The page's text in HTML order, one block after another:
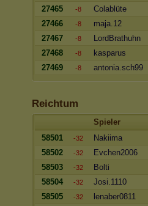
27465
-8
Colablüte
27466
-8
maja.12
27467
-8
LordBrathuhn
27468
-8
kasparus
27469
-8 antonia.sch99
Reichtum
Spieler
58501
-32
Nakiima
58502
-32
Evchen2006
58503
-32
Bolti
58504
-32
Josi.1110
58505
-32
lenaber0811